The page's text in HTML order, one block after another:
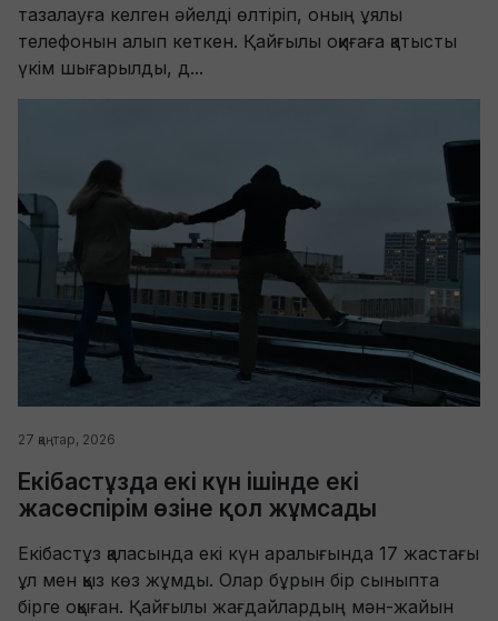
тазалауға келген әйелді өлтіріп, оның ұялы
телефонын алып кеткен. Қайғылы оқиғаға қатысты
үкім шығарылды, д...
27 қаңтар, 2026
Екібастұзда екі күн ішінде екі
жасөспірім өзіне қол жұмсады
Екібастұз қаласында екі күн аралығында 17 жастағы
ұл мен қыз көз жұмды. Олар бұрын бір сыныпта
бірге оқыған. Қайғылы жағдайлардың мән-жайын